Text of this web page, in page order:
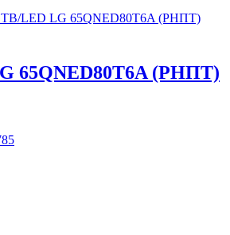
65QNED80T6A (РНПТ)